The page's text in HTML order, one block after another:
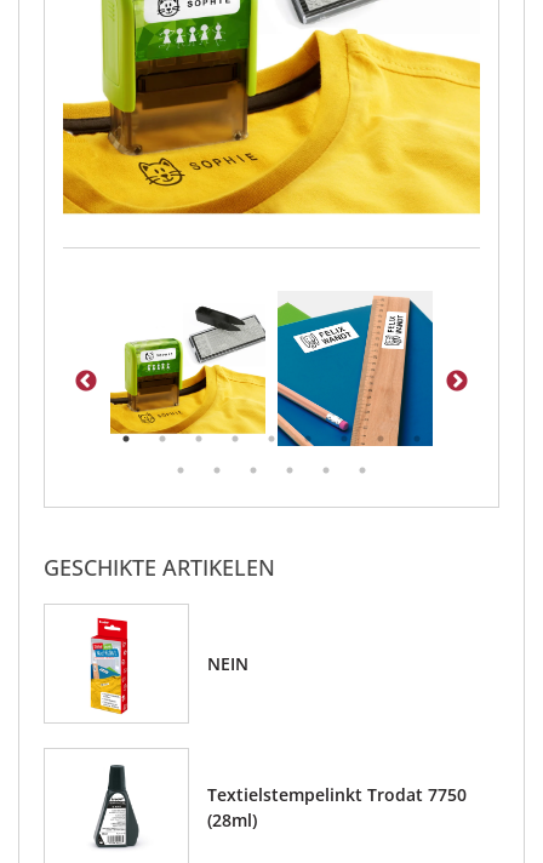
GESCHIKTE ARTIKELEN
NEIN
Textielstempelinkt Trodat 7750
(28ml)